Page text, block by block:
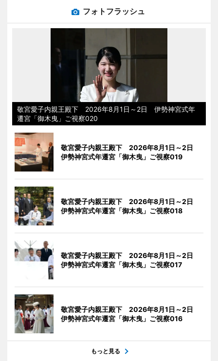
フォトフラッシュ
敬宮愛子内親王殿下 2026年8月1日～2日 伊勢神宮式年
遷宮「御木曳」ご視察020
敬宮愛子内親王殿下 2026年8月1日～2日
伊勢神宮式年遷宮「御木曳」ご視察019
敬宮愛子内親王殿下 2026年8月1日～2日
伊勢神宮式年遷宮「御木曳」ご視察018
敬宮愛子内親王殿下 2026年8月1日～2日
伊勢神宮式年遷宮「御木曳」ご視察017
敬宮愛子内親王殿下 2026年8月1日～2日
伊勢神宮式年遷宮「御木曳」ご視察016
もっと見る